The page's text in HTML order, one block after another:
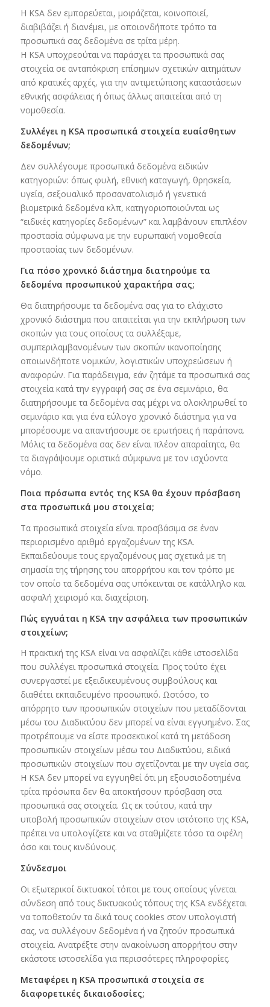
Η KSA δεν εμπορεύεται, μοιράζεται, κοινοποιεί,
διαβιβάζει ή διανέμει, με οποιονδήποτε τρόπο τα
προσωπικά σας δεδομένα σε τρίτα μέρη.
Η KSA υποχρεούται να παράσχει τα προσωπικά σας
στοιχεία σε ανταπόκριση επίσημων σχετικών αιτημάτων
από κρατικές αρχές, για την αντιμετώπισης καταστάσεων
εθνικής ασφάλειας ή όπως άλλως απαιτείται από τη
νομοθεσία.
Συλλέγει η KSA προσωπικά στοιχεία ευαίσθητων
δεδομένων;
Δεν συλλέγουμε προσωπικά δεδομένα ειδικών
κατηγοριών: όπως φυλή, εθνική καταγωγή, θρησκεία,
υγεία, σεξουαλικό προσανατολισμό ή γενετικά
βιομετρικά δεδομένα κλπ, κατηγοριοποιούνται ως
“ειδικές κατηγορίες δεδομένων” και λαμβάνουν επιπλέον
προστασία σύμφωνα με την ευρωπαϊκή νομοθεσία
προστασίας των δεδομένων.
Για πόσο χρονικό διάστημα διατηρούμε τα
δεδομένα προσωπικού χαρακτήρα σας;
Θα διατηρήσουμε τα δεδομένα σας για το ελάχιστο
χρονικό διάστημα που απαιτείται για την εκπλήρωση των
σκοπών για τους οποίους τα συλλέξαμε,
συμπεριλαμβανομένων των σκοπών ικανοποίησης
οποιωνδήποτε νομικών, λογιστικών υποχρεώσεων ή
αναφορών. Για παράδειγμα, εάν ζητάμε τα προσωπικά σας
στοιχεία κατά την εγγραφή σας σε ένα σεμινάριο, θα
διατηρήσουμε τα δεδομένα σας μέχρι να ολοκληρωθεί το
σεμινάριο και για ένα εύλογο χρονικό διάστημα για να
μπορέσουμε να απαντήσουμε σε ερωτήσεις ή παράπονα.
Μόλις τα δεδομένα σας δεν είναι πλέον απαραίτητα, θα
τα διαγράψουμε οριστικά σύμφωνα με τον ισχύοντα
νόμο.
Ποια πρόσωπα εντός της KSA θα έχουν πρόσβαση
στα προσωπικά μου στοιχεία;
Τα προσωπικά στοιχεία είναι προσβάσιμα σε έναν
περιορισμένο αριθμό εργαζομένων της KSA.
Εκπαιδεύουμε τους εργαζομένους μας σχετικά με τη
σημασία της τήρησης του απορρήτου και τον τρόπο με
τον οποίο τα δεδομένα σας υπόκεινται σε κατάλληλο και
ασφαλή χειρισμό και διαχείριση.
Πώς εγγυάται η KSA την ασφάλεια των προσωπικών
στοιχείων;
Η πρακτική της KSA είναι να ασφαλίζει κάθε ιστοσελίδα
που συλλέγει προσωπικά στοιχεία. Προς τούτο έχει
συνεργαστεί με εξειδικευμένους συμβούλους και
διαθέτει εκπαιδευμένο προσωπικό. Ωστόσο, το
απόρρητο των προσωπικών στοιχείων που μεταδίδονται
μέσω του Διαδικτύου δεν μπορεί να είναι εγγυημένο. Σας
προτρέπουμε να είστε προσεκτικοί κατά τη μετάδοση
προσωπικών στοιχείων μέσω του Διαδικτύου, ειδικά
προσωπικών στοιχείων που σχετίζονται με την υγεία σας.
Η KSA δεν μπορεί να εγγυηθεί ότι μη εξουσιοδοτημένα
τρίτα πρόσωπα δεν θα αποκτήσουν πρόσβαση στα
προσωπικά σας στοιχεία. Ως εκ τούτου, κατά την
υποβολή προσωπικών στοιχείων στον ιστότοπο της KSA,
πρέπει να υπολογίζετε και να σταθμίζετε τόσο τα οφέλη
όσο και τους κινδύνους.
Σύνδεσμοι
Οι εξωτερικοί δικτυακοί τόποι με τους οποίους γίνεται
σύνδεση από τους δικτυακούς τόπους της KSA ενδέχεται
να τοποθετούν τα δικά τους cookies στον υπολογιστή
σας, να συλλέγουν δεδομένα ή να ζητούν προσωπικά
στοιχεία. Ανατρέξτε στην ανακοίνωση απορρήτου στην
εκάστοτε ιστοσελίδα για περισσότερες πληροφορίες.
Μεταφέρει η KSA προσωπικά στοιχεία σε
διαφορετικές δικαιοδοσίες;